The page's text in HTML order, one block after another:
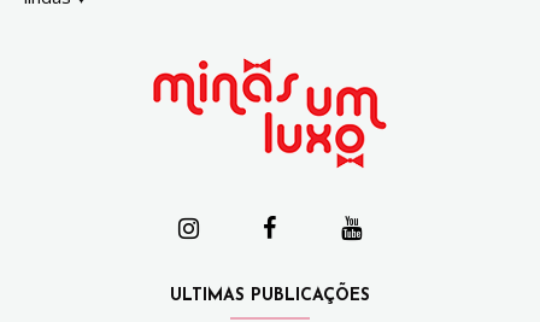
ULTIMAS PUBLICAÇÕES